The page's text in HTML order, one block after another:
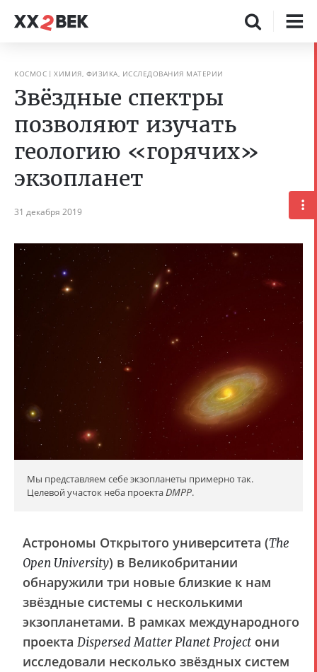
КОСМОС ХИМИЯ, ФИЗИКА, ИССЛЕДОВАНИЯ МАТЕРИИ
Звёздные спектры
позволяют изучать
геологию «горячих»
экзопланет
31 декабря 2019
Мы представляем себе экзопланеты примерно так.
Целевой участок неба проектаDMPP.
Астрономы Открытого университета (The
Open University) в Великобритании
обнаружили три новые близкие к нам
звёздные системы с несколькими
экзопланетами. В рамках международного
проекта Dispersed Matter Planet Project они
исследовали несколько звёздных систем